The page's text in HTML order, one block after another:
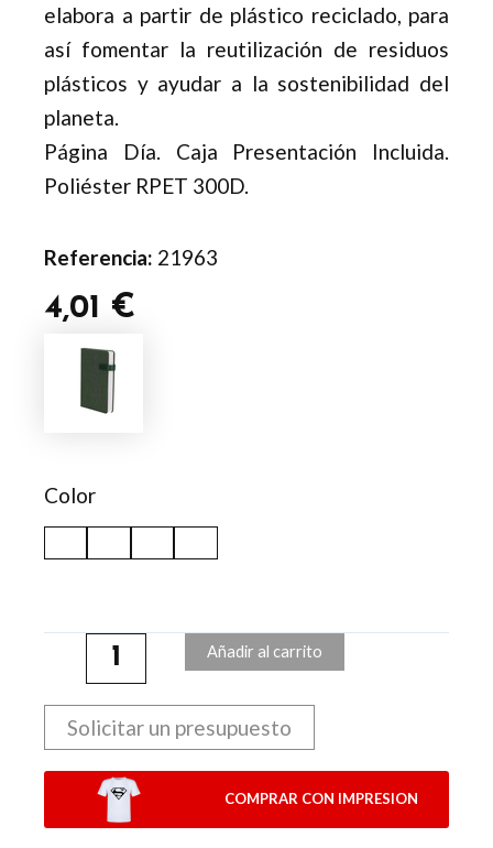
elabora a partir de plástico reciclado, para
así fomentar la reutilización de residuos
plásticos y ayudar a la sostenibilidad del
planeta.
Página Día. Caja Presentación Incluida.
Poliéster RPET 300D.
Referencia: 21963
4,01 €
Color
Agenda
Mylok
cantidad
Añadir al carrito
Solicitar un presupuesto
COMPRAR CON IMPRESION